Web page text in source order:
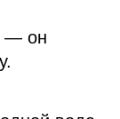
— он